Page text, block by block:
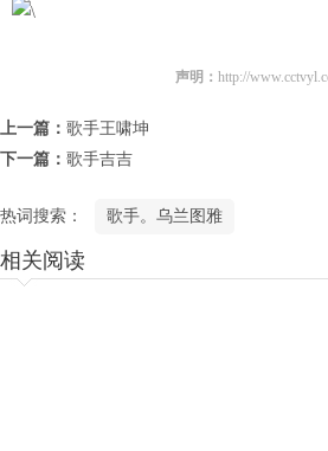
声明：http://
上一篇： 歌手王啸坤
下一篇： 歌手吉吉
热词搜索： 歌手。乌兰图雅
相关阅读